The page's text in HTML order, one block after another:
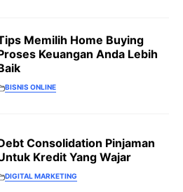
Memilih Home Buying
Keuangan Anda Lebih
BISNIS ONLINE
Consolidation Pinjaman
Kredit Yang Wajar
DIGITAL MARKETING